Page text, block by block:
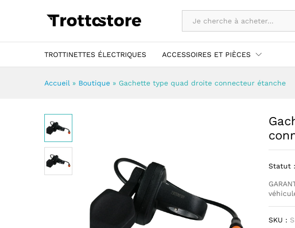
Tout
TROTTINETTES ÉLECTRIQUES ACCESSOIRES ET PIÈCES
Accueil » Boutique » Gachette type quad droite connecteur étanche
Statut :
SKU :